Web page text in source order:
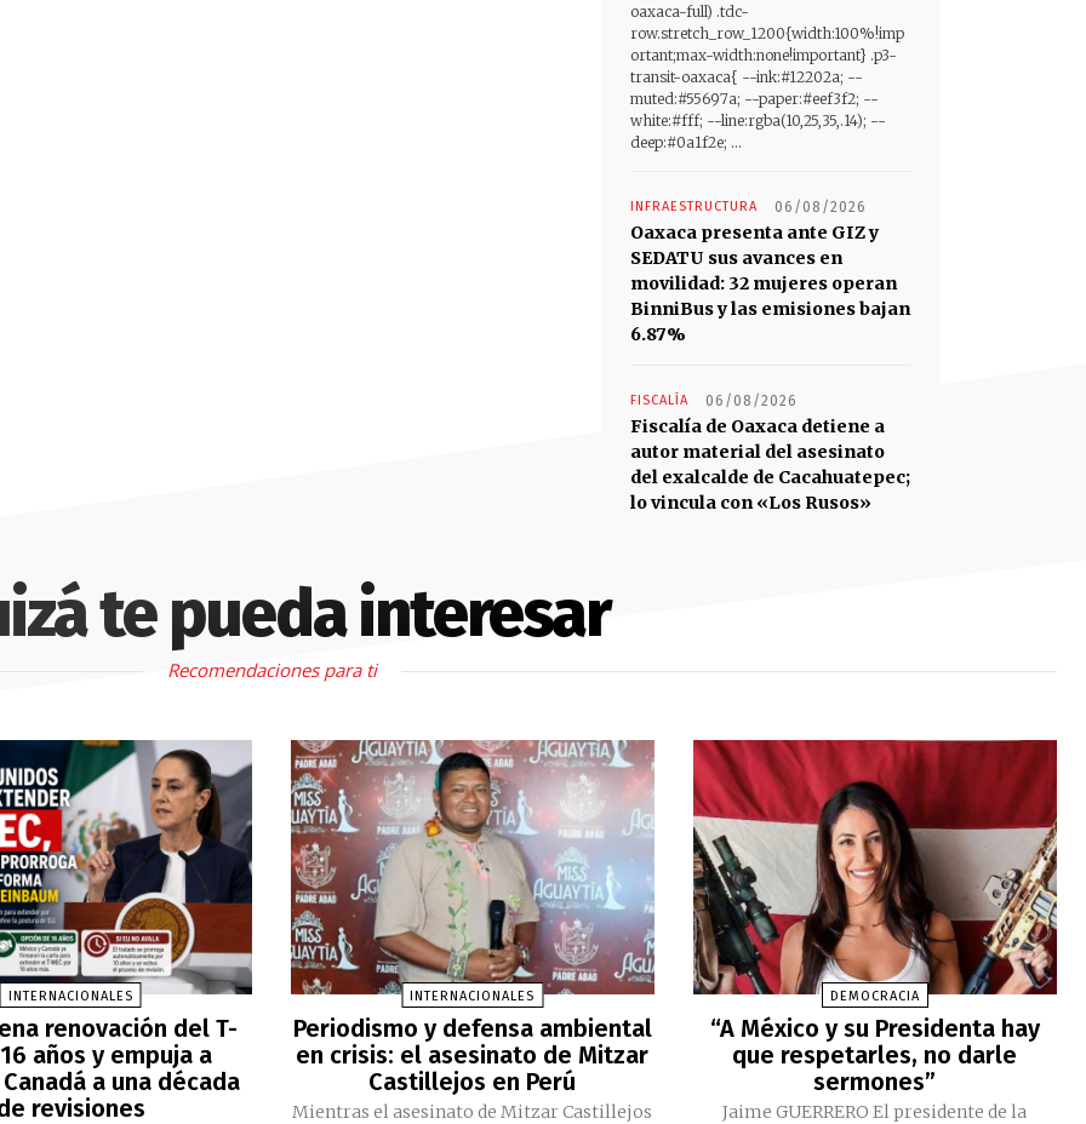
oaxaca-full) .tdc-
row.stretch_row_1200{width:100%!imp
ortant;max-width:none!important} .p3-
transit-oaxaca{ --ink:#12202a; --
muted:#55697a; --paper:#eef3f2; --
white:#fff; --line:rgba(10,25,35,.14); --
deep:#0a1f2e; ...
INFRAESTRUCTURA 06/08/2026
Oaxaca presenta ante GIZ y
SEDATU sus avances en
movilidad: 32 mujeres operan
BinniBus y las emisiones bajan
6.87%
FISCALÍA 06/08/2026
Fiscalía de Oaxaca detiene a
autor material del asesinato
del exalcalde de Cacahuatepec;
lo vincula con «Los Rusos»
te pueda interesar
Recomendaciones para ti
INTERNACIONALES
renovación del T-
16 años y empuja a
a una década
revisiones
INTERNACIONALES
Periodismo y defensa ambiental
en crisis: el asesinato de Mitzar
Castillejos en Perú
Mientras el asesinato de Mitzar Castillejos
DEMOCRACIA
“A México y su Presidenta hay
que respetarles, no darle
sermones”
Jaime GUERRERO El presidente de la